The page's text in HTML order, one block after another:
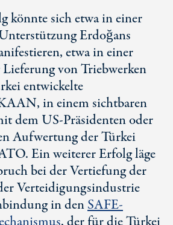
könnte sich etwa in einer
Erdoğans
etwa in einer
von Triebwerken
entwickelte
in einem sichtbaren
dem US-Präsidenten oder
Aufwertung der Türkei
Ein weiterer Erfolg läge
bei der Vertiefung der
Verteidigungsindustrie
in denSAFE-